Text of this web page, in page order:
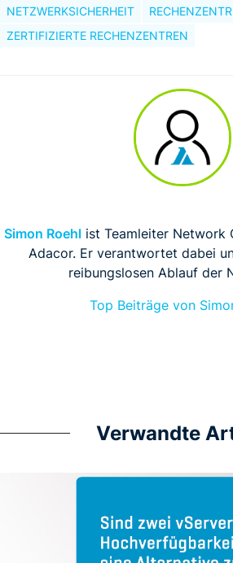
NETZWERKSICHERHEIT
ZERTIFIZIERTE RECHENZENTREN
Simon Roehlist Teamleiter Network
Adacor. Er verantwortet dabei
reibungslosen Ablauf der
Top Beiträge von
Verwandte